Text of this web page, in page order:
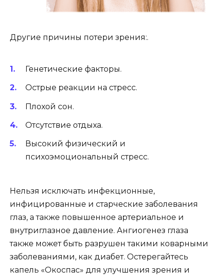
Другие причины потери зрения:.
Генетические факторы.
Острые реакции на стресс.
Плохой сон.
Отсутствие отдыха.
Высокий физический и
психоэмоциональный стресс.
Нельзя исключать инфекционные,
инфицированные и старческие заболевания
глаз, а также повышенное артериальное и
внутриглазное давление. Ангиогенез глаза
также может быть разрушен такими коварными
заболеваниями, как диабет. Остерегайтесь
капель «Окоспас» для улучшения зрения и